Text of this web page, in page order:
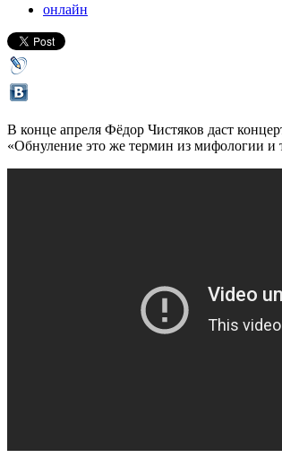
онлайн
В конце апреля Фёдор Чистяков даст
«Обнуление это же термин из мифологии